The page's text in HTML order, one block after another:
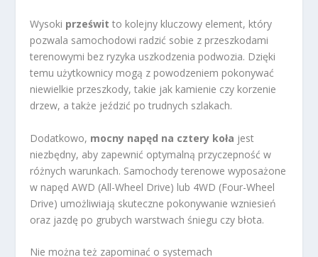
Wysoki prześwit to kolejny kluczowy element, który
pozwala samochodowi radzić sobie z przeszkodami
terenowymi bez ryzyka uszkodzenia podwozia. Dzięki
temu użytkownicy mogą z powodzeniem pokonywać
niewielkie przeszkody, takie jak kamienie czy korzenie
drzew, a także jeździć po trudnych szlakach.
Dodatkowo, mocny napęd na cztery koła jest
niezbędny, aby zapewnić optymalną przyczepność w
różnych warunkach. Samochody terenowe wyposażone
w napęd AWD (All-Wheel Drive) lub 4WD (Four-Wheel
Drive) umożliwiają skuteczne pokonywanie wzniesień
oraz jazdę po grubych warstwach śniegu czy błota.
Nie można też zapominać o systemach